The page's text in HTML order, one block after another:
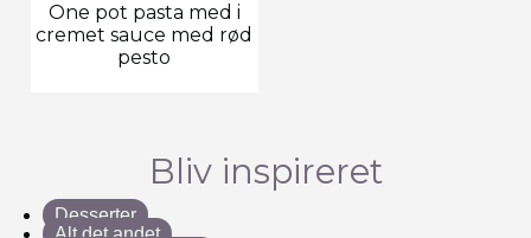
One pot pasta med i
cremet sauce med rød
pesto
Bliv inspireret
Desserter